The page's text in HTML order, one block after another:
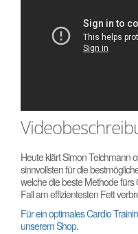
Heute klärt Simon Teichmann
sinnvollsten für die
welche die beste Methode fürs
Fall am effizientesten Fett
Für ein optimales Cardio
unserem Shop.